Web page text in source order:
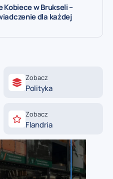
Kobiece w Brukseli –
dla każdej
Zobacz
Polityka
Zobacz
Flandria